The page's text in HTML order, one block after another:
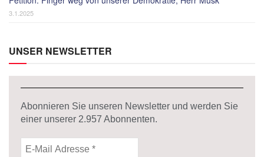
3.1.2025
UNSER NEWSLETTER
Abonnieren Sie unseren Newsletter und werden Sie
einer unserer 2.957 Abonnenten.